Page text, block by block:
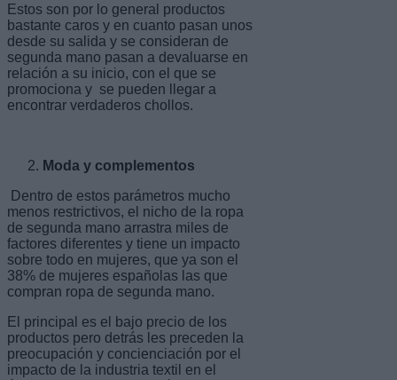
Estos son por lo general productos
bastante caros y en cuanto pasan unos
desde su salida y se consideran de
segunda mano pasan a devaluarse en
relación a su inicio, con el que se
promociona y se pueden llegar a
encontrar verdaderos chollos.
Moda y complementos
Dentro de estos parámetros mucho
menos restrictivos, el nicho de la ropa
de segunda mano arrastra miles de
factores diferentes y tiene un impacto
sobre todo en mujeres, que ya son el
38% de mujeres españolas las que
compran ropa de segunda mano.
El principal es el bajo precio de los
productos pero detrás les preceden la
preocupación y concienciación por el
impacto de la industria textil en el